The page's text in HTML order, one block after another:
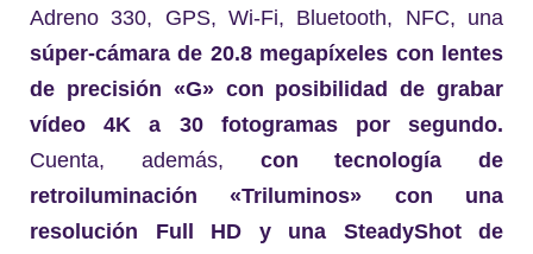
Adreno 330, GPS, Wi-Fi, Bluetooth, NFC, una
súper-cámara de 20.8 megapíxeles con lentes
de precisión «G» con posibilidad de grabar
vídeo 4K a 30 fotogramas por segundo.
Cuenta, además, con tecnología de
retroiluminación «Triluminos» con una
resolución Full HD y una SteadyShot de